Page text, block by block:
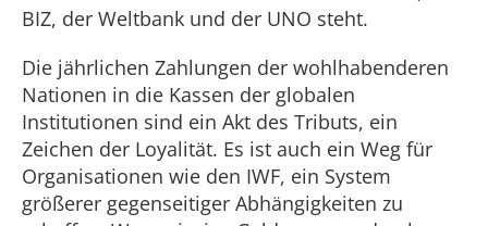
BIZ, der Weltbank und der UNO steht.
Die jährlichen Zahlungen der wohlhabenderen
Nationen in die Kassen der globalen
Institutionen sind ein Akt des Tributs, ein
Zeichen der Loyalität. Es ist auch ein Weg für
Organisationen wie den IWF, ein System
größerer gegenseitiger Abhängigkeiten zu